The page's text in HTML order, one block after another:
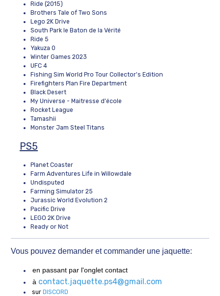
Ride (2015)
Brothers Tale of Two Sons
Lego 2K Drive
South Park le Baton de la Vérité
Ride 5
Yakuza 0
Winter Games 2023
UFC 4
Fishing Sim World Pro Tour Collector's Edition
Firefighters Plan Fire Department
Black Desert
My Universe - Maitresse d'école
Rocket League
Tamashii
Monster Jam Steel Titans
PS5
Planet Coaster
Farm Adventures Life in Willowdale
Undisputed
Farming Simulator 25
Jurassic World Evolution 2
Pacific Drive
LEGO 2K Drive
Ready or Not
Vous pouvez demander et commander une jaquette:
en passant par l'onglet contact
à contact.jaquette.ps4@gmail.com
sur DISCORD